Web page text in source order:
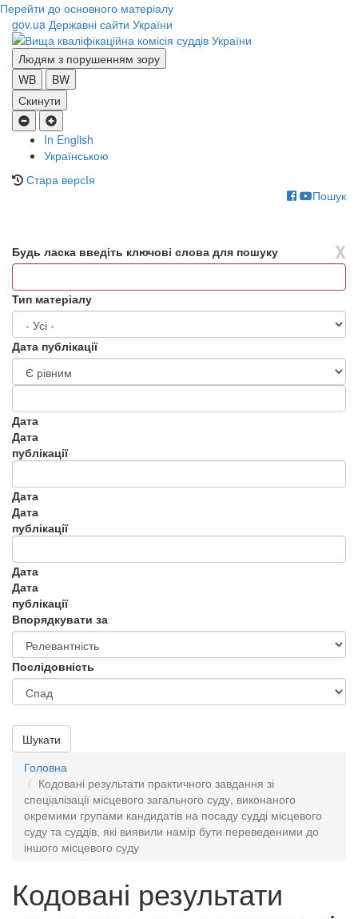
Перейти до основного матеріалу
gov.ua Державні сайти України
Людям з порушенням зору
WB
BW
Скинути
In English
Українською
Стара версІя
Пошук
X
Будь ласка введіть ключові слова для пошуку
Тип матеріалу
Дата публікації
Дата
Дата
публікації
Дата
Дата
публікації
Дата
Дата
публікації
Впорядкувати за
Послідовність
Шукати
Головна
Кодовані результати практичного завдання зі
спеціалізації місцевого загального суду, виконаного
окремими групами кандидатів на посаду судді місцевого
суду та суддів, які виявили намір бути переведеними до
іншого місцевого суду
Кодовані результати